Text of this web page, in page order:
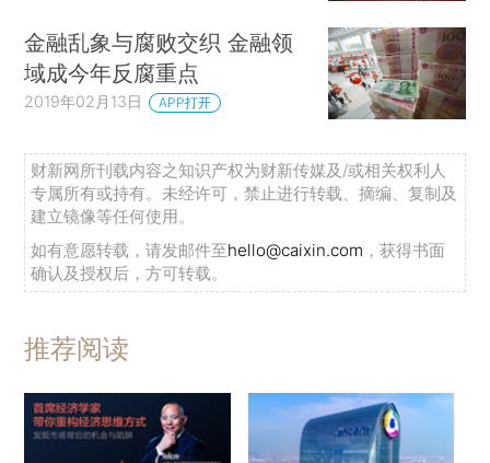
金融乱象与腐败交织 金融领
域成今年反腐重点
2019年02月13日 APP打开
财新网所刊载内容之知识产权为财新传媒及/或相关权利人
专属所有或持有。未经许可，禁止进行转载、摘编、复制及
建立镜像等任何使用。
如有意愿转载，请发邮件至hello@caixin.com ，获得书面
确认及授权后，方可转载。
推荐阅读